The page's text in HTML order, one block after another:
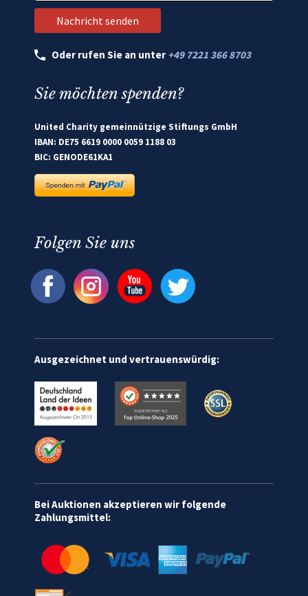
Oder rufen Sie an unter +49 7221 366 8703
Sie möchten spenden?
United Charity gemeinnützige Stiftungs GmbH
IBAN: DE75 6619 0000 0059 1188 03
BIC: GENODE61KA1
Folgen Sie uns
Ausgezeichnet und vertrauenswürdig:
Bei Auktionen akzeptieren wir folgende
Zahlungsmittel: